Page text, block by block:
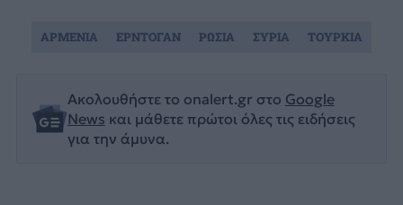
Ακολουθήστε το onalert.gr στο Google
News και μάθετε πρώτοι όλες τις ειδήσεις
για την άμυνα.
ΑΡΜΕΝΙΑ ΕΡΝΤΟΓΑΝ ΡΩΣΙΑ ΣΥΡΙΑ ΤΟΥΡΚΙΑ